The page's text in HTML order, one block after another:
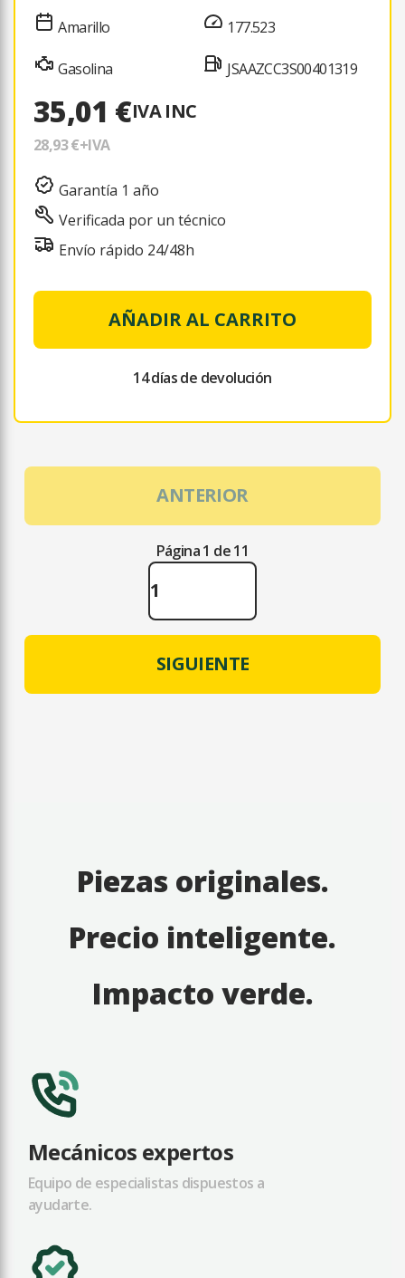
Amarillo
Gasolina
177.523
JSAAZCC3S00401319
35,01 €IVA INC
28,93 €+IVA
Garantía 1 año
Verificada por un técnico
Envío rápido 24/48h
AÑADIR AL CARRITO
14 días de devolución
ANTERIOR
Página 1 de 11
SIGUIENTE
Piezas originales.
Precio inteligente.
Impacto verde.
Mecánicos expertos
Equipo de especialistas dispuestos a
ayudarte.